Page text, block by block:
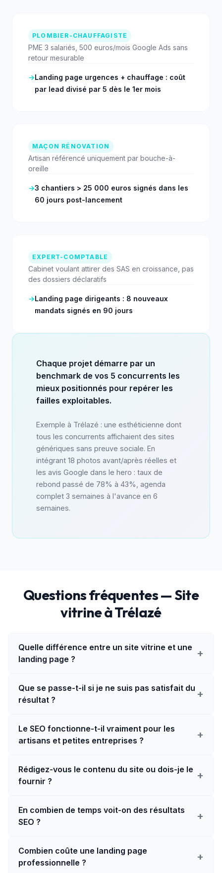
PLOMBIER-CHAUFFAGISTE
PME 3 salariés, 500 euros/mois Google Ads sans
retour mesurable
→Landing page urgences + chauffage : coût
par lead divisé par 5 dès le 1er mois
MAÇON RÉNOVATION
Artisan référencé uniquement par bouche-à-
oreille
→3 chantiers > 25 000 euros signés dans les
60 jours post-lancement
EXPERT-COMPTABLE
Cabinet voulant attirer des SAS en croissance, pas
des dossiers déclaratifs
→Landing page dirigeants : 8 nouveaux
mandats signés en 90 jours
Chaque projet démarre par un
benchmark de vos 5 concurrents les
mieux positionnés pour repérer les
failles exploitables.
Exemple à Trélazé : une esthéticienne dont
tous les concurrents affichaient des sites
génériques sans preuve sociale. En
intégrant 18 photos avant/après réelles et
les avis Google dans le hero : taux de
rebond passé de 78% à 43%, agenda
complet 3 semaines à l'avance en 6
semaines.
Questions fréquentes — Site
vitrine à Trélazé
Quelle différence entre un site vitrine et une
landing page ?
+
Que se passe-t-il si je ne suis pas satisfait du
résultat ?
+
Le SEO fonctionne-t-il vraiment pour les
artisans et petites entreprises ?
+
Rédigez-vous le contenu du site ou dois-je le
fournir ?
+
En combien de temps voit-on des résultats
SEO ?
+
Combien coûte une landing page
professionnelle ?
+